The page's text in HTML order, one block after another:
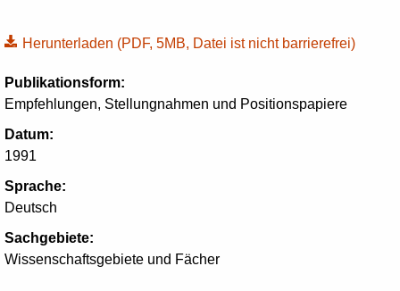
Herunterladen (PDF, 5MB, Datei ist nicht barrierefrei)
Publikationsform:
Empfehlungen, Stellungnahmen und Positionspapiere
Datum:
1991
Sprache:
Deutsch
Sachgebiete:
Wissenschaftsgebiete und Fächer